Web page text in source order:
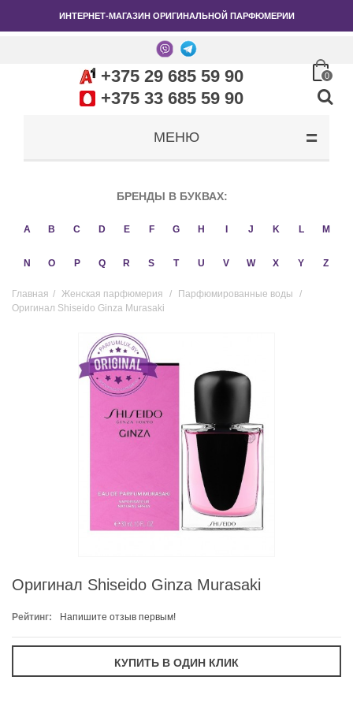
ИНТЕРНЕТ-МАГАЗИН ОРИГИНАЛЬНОЙ ПАРФЮМЕРИИ
+375 29 685 59 90
+375 33 685 59 90
0
МЕНЮ
БРЕНДЫ В БУКВАХ:
A B C D E F G H J K L M
N O P Q R S T U V W X Y Z
Главная / Женская парфюмерия / Парфюмированные воды
/
Оригинал Shiseido Ginza Murasaki
Оригинал Shiseido Ginza Murasaki
Рейтинг: Напишите отзыв первым!